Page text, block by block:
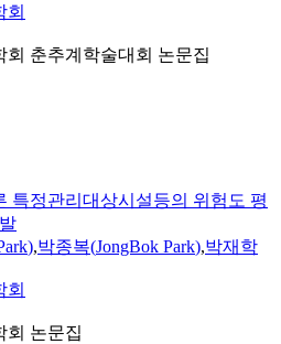
회
회 춘추계학술대회 논문집
특정관리대상시설등의 위험도 평
),박종복(JongBok Park),박재학
회
회 논문집